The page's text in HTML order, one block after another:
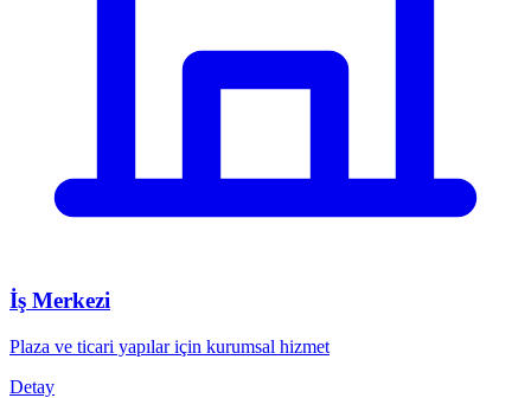
İş Merkezi
Plaza ve ticari yapılar için kurumsal hizmet
Detay